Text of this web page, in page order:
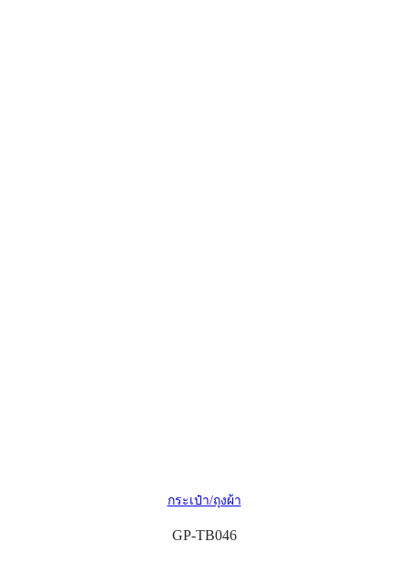
กระเป๋า/ถุงผ้า
GP-TB046